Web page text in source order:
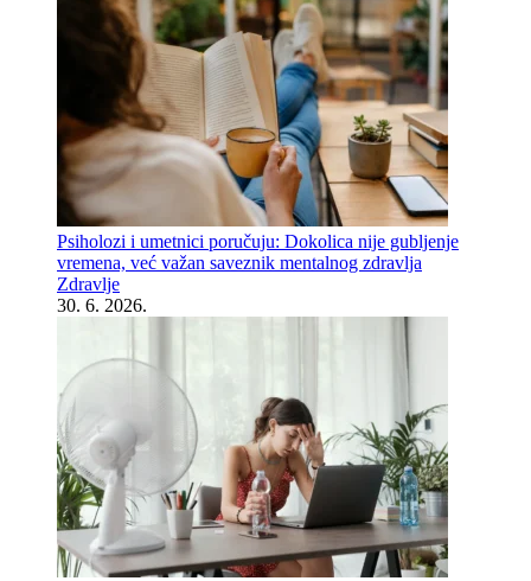
Psiholozi i umetnici poručuju: Dokolica nije gubljenje
vremena, već važan saveznik mentalnog zdravlja
Zdravlje
30. 6. 2026.